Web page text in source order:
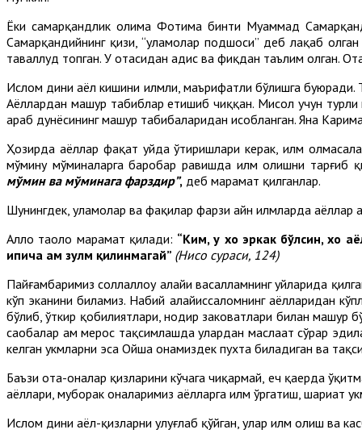
Ёки самарқандлик олима Фотима бинти Муҳаммад
Самарқандийнинг қизи, “уламолар подшоси” деб лақаб
таваллуд топган. У отасидан ҳадис ва фиқҳдан таълим олган.
Ислом дини аёл кишини илмли, маърифатли бўлишга буюради.
Аёллардан машҳур табиблар етишиб чиққан. Мисол учун
араб дунёсининг машҳур табибаларидан ҳисобланган. Яна
Ҳозирда аёллар фақат уйда ўтиришлари керак, илм
мўмину мўминаларга баробар равишда илм олишни тарғиб
мўмин ва мўминага фарздир”, деб марҳамат қилганлар.
Шунингдек, уламолар ва фақиҳлар фарзи айн илмларда аёллар
Ал­лоҳ таоло марҳамат қилади: “Ким, у хоҳ эркак бўл­син, хоҳ
ипича ҳам зулм қилинмагай” (Нисо сураси, 124)
Пайғамбаримиз соллаллоҳу алайҳи васалламнинг уйларида
кўп эканини биламиз. Набий алайҳиссаломнинг аёлларидан
бўлиб, ўткир қобилиятлари, нодир заковатлари билан машҳур
саҳобалар ҳам мерос тақсимлашда улардан маслаҳат сўрар
келган ҳукмларни эса Ойша онамиздек пухта биладиган ва
Баъзи ота-оналар қизларини кўчага чиқармай, ҳеч қаерда
аёллари, муборак оналаримиз аёлларга илм ўргатиш, шариат
Ислом дини аёл-қизларни улуғлаб қўйган, улар илм олиш ва